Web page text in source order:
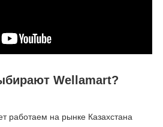
Wellamart?
работаем на рынке Казахстана